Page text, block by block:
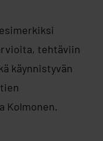
tehtäviin
käynnistyvän
Kolmonen.